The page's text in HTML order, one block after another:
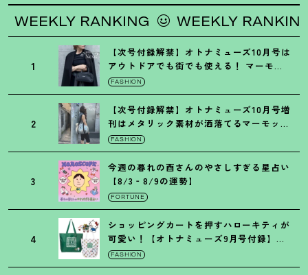
RANKING WEEKLY RANKING
1
【次号付録解禁】オトナミューズ10月号は
アウトドアでも街でも使える ！ マーモッ
トの黒ショルダー
FASHION
2
【次号付録解禁】オトナミューズ10月号増
刊はメタリック素材が洒落てるマーモット
の保冷バッグ
FASHION
3
今週の暮れの酉さんのやさしすぎる星占い
【8/3‐8/9の運勢】
FORTUNE
4
ショッピングカートを押すハローキティが
可愛い ！
【オトナミューズ9月号付録】紀
ノ国屋バッグ
FASHION